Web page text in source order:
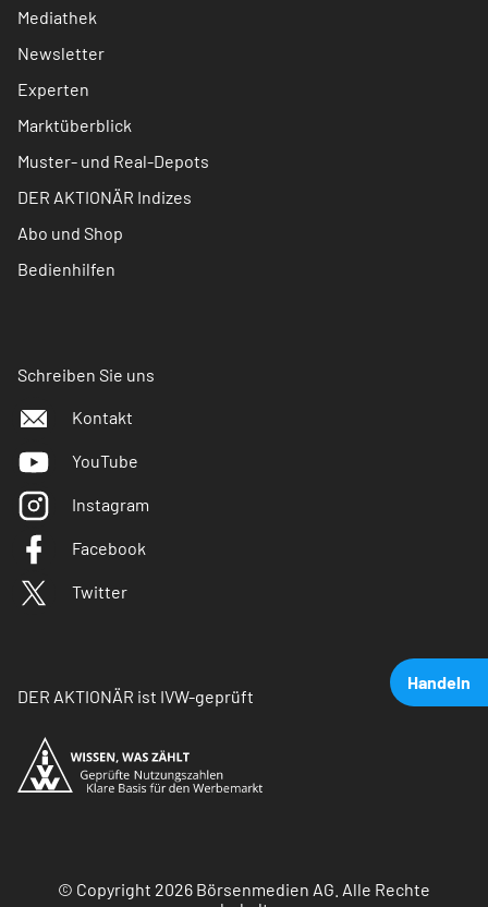
Handeln
Mediathek
Newsletter
Experten
Marktüberblick
Muster- und Real-Depots
DER AKTIONÄR Indizes
Abo und Shop
Bedienhilfen
Schreiben Sie uns
Kontakt
YouTube
Instagram
Facebook
Twitter
DER AKTIONÄR ist IVW-geprüft
© Copyright 2026 Börsenmedien AG. Alle Rechte